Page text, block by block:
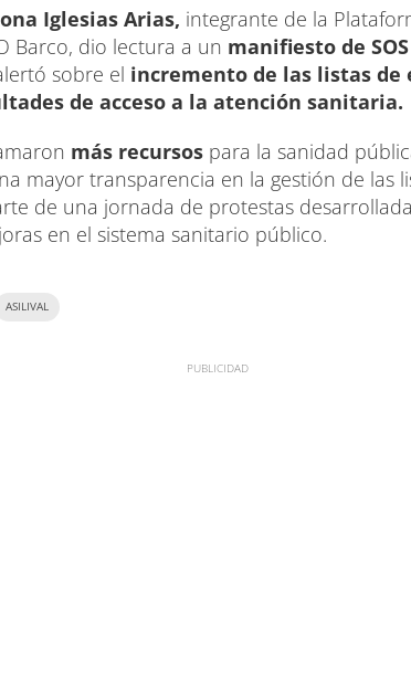
Iglesias Arias, integrante de la
Barco, dio lectura a un manifiesto de
sobre el incremento de las listas de
de acceso a la atención sanitaria.
más recursos para la sanidad
mayor transparencia en la gestión de las
de una jornada de protestas
en el sistema sanitario público.
ASILIVAL